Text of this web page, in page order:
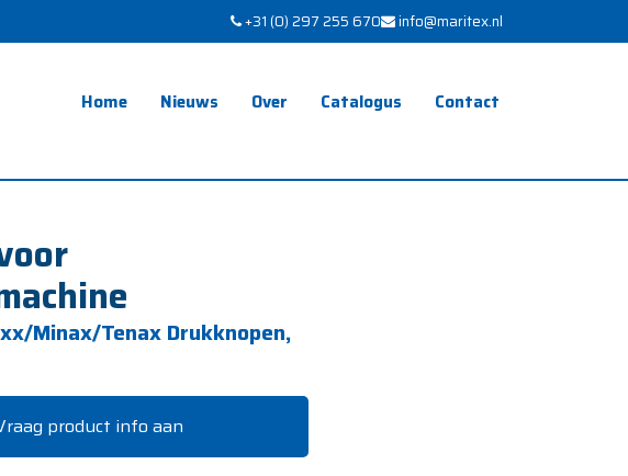
+31 (0) 297 255 670 info@maritex.nl
Home Nieuws Over Catalogus Contact
Minax/Tenax Drukknopen,
product info aan